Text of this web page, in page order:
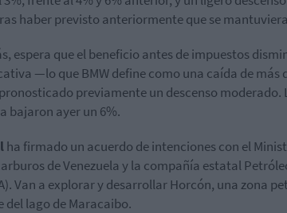
haber previsto anteriormente que se
espera que el beneficio antes de impuestos
—lo que BMW define como una caída de más
previamente un descenso moderado.
bajaron ayer un 6%.
ha firmado un acuerdo de intenciones con el
de Venezuela y la compañía estatal
Van a explorar y desarrollar Horcón, una zona
del lago de Maracaibo.